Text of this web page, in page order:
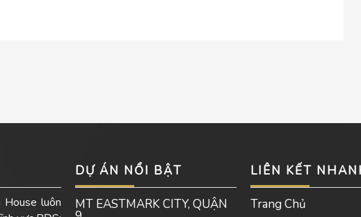
House luôn
DỰ ÁN NỔI BẬT
MT EASTMARK CITY, QUẬN
LIÊN KẾT
Trang Chủ